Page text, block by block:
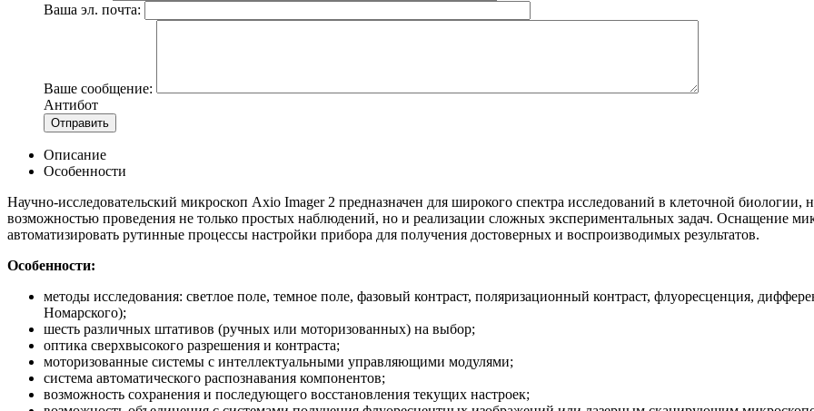
Ваша эл. почта:
Ваше сообщение:
Антибот
Отправить
Описание
Особенности
Научно-исследовательский микроскоп Axio Imager 2 предназначен для широкого спектра исследований в клеточной биологии,
возможностью проведения не только простых наблюдений, но и реализации сложных экспериментальных задач. Оснащение
автоматизировать рутинные процессы настройки прибора для получения достоверных и воспроизводимых результатов.
Особенности:
методы исследования: светлое поле, темное поле, фазовый контраст, поляризационный контраст, флуоресценция,
Номарского);
шесть различных штативов (ручных или моторизованных) на выбор;
оптика сверхвысокого разрешения и контраста;
моторизованные системы с интеллектуальными управляющими модулями;
система автоматического распознавания компонентов;
возможность сохранения и последующего восстановления текущих настроек;